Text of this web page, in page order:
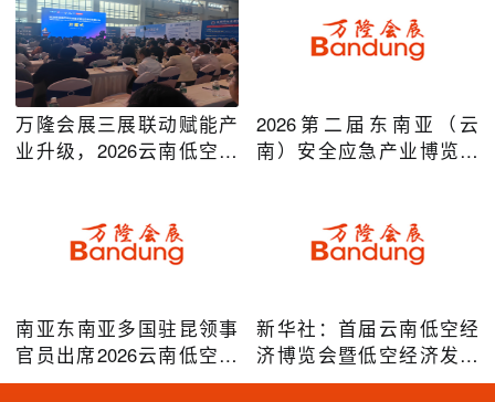
万隆会展三展联动赋能产
业升级，2026云南低空经
2026第二届东南亚（云
南）安全应急产业博览会
南亚东南亚多国驻昆领事
官员出席2026云南低空经
济博览会，共谋跨境无人
新华社：首届云南低空经
济博览会暨低空经济发展
大会成效凸显